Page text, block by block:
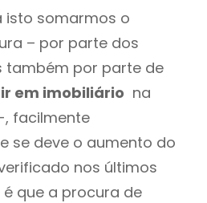
isto somarmos o
– por parte dos
também por parte de
em imobiliário na
, facilmente
se deve o aumento do
nos últimos
que a procura de